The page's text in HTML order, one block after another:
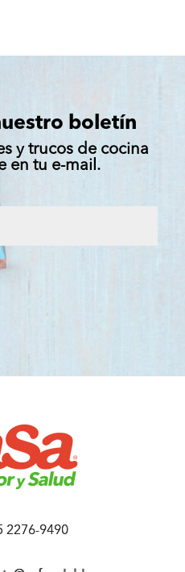
boletín
y trucos de cocina
en tu e-mail.
2276-9490